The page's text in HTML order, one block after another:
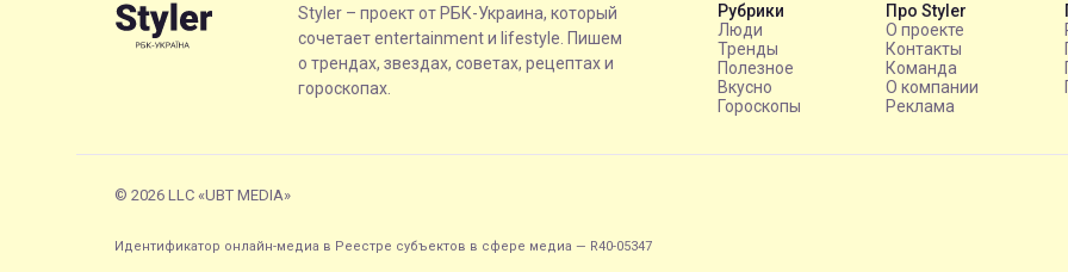
Styler – проект от РБК-Украина, который
сочетает entertainment и lifestyle. Пишем
о трендах, звездах, советах, рецептах и
гороскопах.
Рубрики
Люди
Тренды
Полезное
Вкусно
Гороскопы
Про Styler
О проекте
Контакты
Команда
О компании
Реклама
© 2026 LLC «UBT MEDIA»
Идентификатор онлайн-медиа в Реестре субъектов в сфере медиа — R40-05347